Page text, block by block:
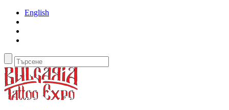
English